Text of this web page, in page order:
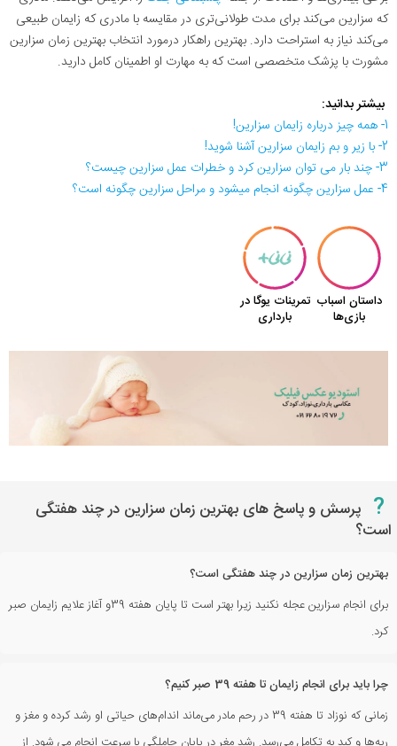
که سزارین می‌کند برای مدت طولانی‌تری در مقایسه با مادری که زایمان طبیعی
می‌کند نیاز به استراحت دارد. بهترین راهکار درمورد انتخاب بهترین زمان سزارین
مشورت با پزشک متخصصی است که به مهارت او اطمینان کامل دارید.
بیشتر بدانید:
1- همه چیز درباره زایمان سزارین!
2- با زیر و بم زایمان سزارین آشنا شوید!
3- چند بار می توان سزارین کرد و خطرات عمل سزارین چیست؟
4- عمل سزارین چگونه انجام میشود و مراحل سزارین چگونه است؟
? پرسش و پاسخ های بهترین زمان سزارین در چند هفتگی
است؟
بهترین زمان سزارین در چند هفتگی است؟
برای انجام سزارین عجله نکنید زیرا بهتر است تا پایان هفته 39و آغاز علایم زایمان صبر
کرد.
چرا باید برای انجام زایمان تا هفته 39 صبر کنیم؟
زمانی که نوزاد تا هفته 39 در رحم مادر می‌ماند اندام‌های حیاتی او رشد کرده و مغز و